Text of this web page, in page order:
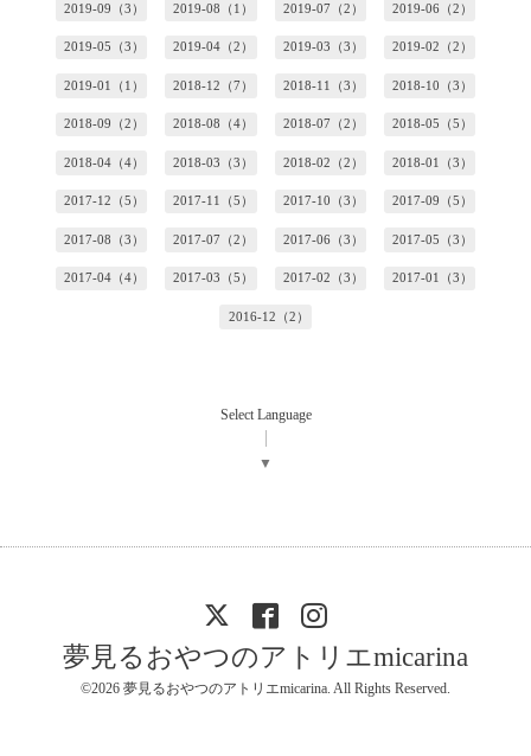
2019-09（3） 2019-08（1） 2019-07（2） 2019-06（2）
2019-05（3） 2019-04（2） 2019-03（3） 2019-02（2）
2019-01（1） 2018-12（7） 2018-11（3） 2018-10（3）
2018-09（2） 2018-08（4） 2018-07（2） 2018-05（5）
2018-04（4） 2018-03（3） 2018-02（2） 2018-01（3）
2017-12（5） 2017-11（5） 2017-10（3） 2017-09（5）
2017-08（3） 2017-07（2） 2017-06（3） 2017-05（3）
2017-04（4） 2017-03（5） 2017-02（3） 2017-01（3）
2016-12（2）
Select Language
▼
夢見るおやつのアトリエmicarina
©2026 夢見るおやつのアトリエmicarina. All Rights Reserved.